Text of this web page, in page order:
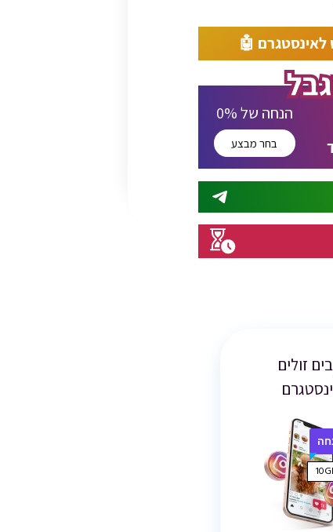
🤖
0 % הנחה של
בחר מבצע
זולים